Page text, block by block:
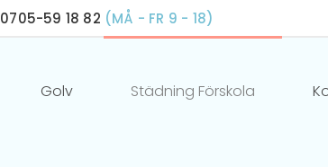
0705-59 18 82 (MÅ - FR 9 - 18)
Golv Städning Förskola